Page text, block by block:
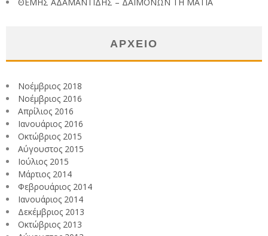
ΑΡΧΕΙΟ
Νοέμβριος 2018
Νοέμβριος 2016
Απρίλιος 2016
Ιανουάριος 2016
Οκτώβριος 2015
Αύγουστος 2015
Ιούλιος 2015
Μάρτιος 2014
Φεβρουάριος 2014
Ιανουάριος 2014
Δεκέμβριος 2013
Οκτώβριος 2013